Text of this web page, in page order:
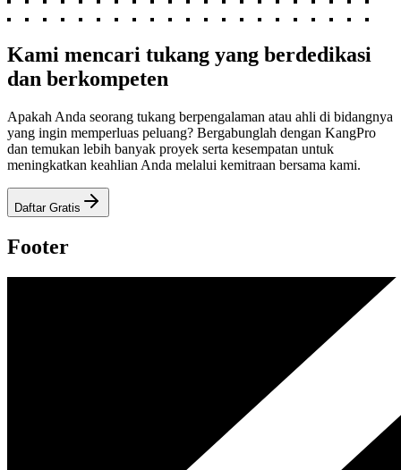
Kami mencari tukang yang berdedikasi
dan berkompeten
Apakah Anda seorang tukang berpengalaman atau ahli di bidangnya
yang ingin memperluas peluang? Bergabunglah dengan KangPro
dan temukan lebih banyak proyek serta kesempatan untuk
meningkatkan keahlian Anda melalui kemitraan bersama kami.
Daftar Gratis
Footer